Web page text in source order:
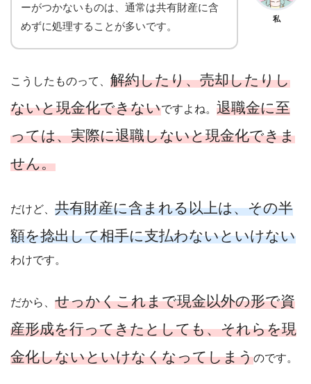
私
ーがつかないものは、通常は共有財産に含
めずに処理することが多いです。
こうしたものって、 解約したり、売却したりし
ないと現金化できないですよね。 退職金に至
っては、実際に退職しないと現金化できま
せん。
だけど、 共有財産に含まれる以上は、その半
額を捻出して相手に支払わないといけない
わけです。
だから、 せっかくこれまで現金以外の形で資
産形成を行ってきたとしても、それらを現
金化しないといけなくなってしまうのです。